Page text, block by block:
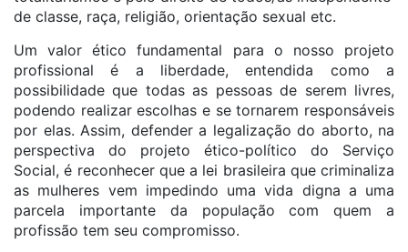
de classe, raça, religião, orientação sexual etc.
Um valor ético fundamental para o nosso projeto
profissional é a liberdade, entendida como a
possibilidade que todas as pessoas de serem livres,
podendo realizar escolhas e se tornarem responsáveis
por elas. Assim, defender a legalização do aborto, na
perspectiva do projeto ético-político do Serviço
Social, é reconhecer que a lei brasileira que criminaliza
as mulheres vem impedindo uma vida digna a uma
parcela importante da população com quem a
profissão tem seu compromisso.